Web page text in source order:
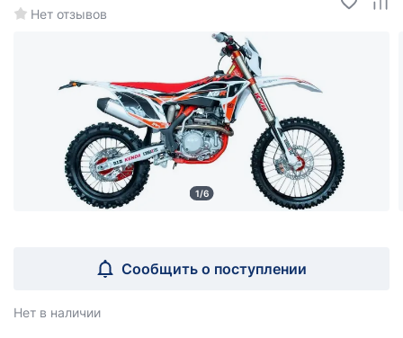
Нет отзывов
1/6
Сообщить о поступлении
Нет в наличии